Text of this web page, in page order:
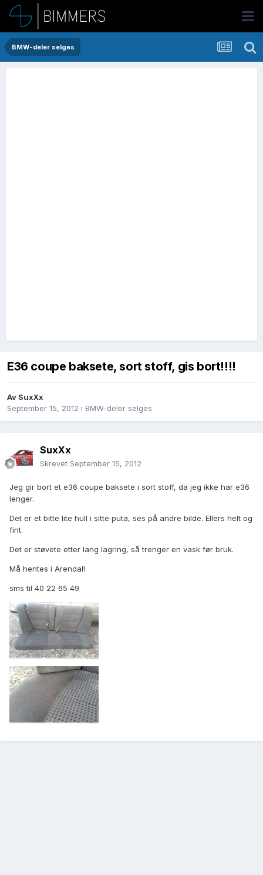
BMW-deler selges
E36 coupe baksete, sort stoff, gis bort!!!!
Av SuxXx
September 15, 2012 i BMW-deler selges
SuxXx
Skrevet September 15, 2012
Jeg gir bort et e36 coupe baksete i sort stoff, da jeg ikke har e36
lenger.
Det er et bitte lite hull i sitte puta, ses på andre bilde. Ellers helt og
fint.
Det er støvete etter lang lagring, så trenger en vask før bruk.
Må hentes i Arendal!
sms til 40 22 65 49